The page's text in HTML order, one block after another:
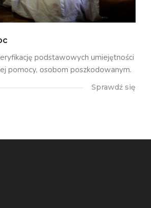
podstawowych umiejętności
pomocy, osobom poszkodowanym.
Sprawdź się